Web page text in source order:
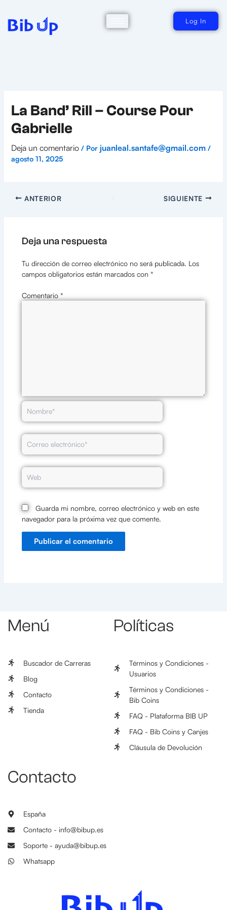
contenido
Log In
La Band’ Rill – Course Pour
Gabrielle
Deja un comentario / Por juanleal.santafe@gmail.com /
agosto 11, 2025
ANTERIOR SIGUIENTE
Deja una respuesta
Tu dirección de correo electrónico no será publicada. Los
campos obligatorios están marcados con *
Comentario *
Nombre*
Correo
electrónico*
Web
Guarda mi nombre, correo electrónico y web en este
navegador para la próxima vez que comente.
Menú
Buscador de Carreras
Blog
Contacto
Tienda
Políticas
Términos y Condiciones -
Usuarios
Términos y Condiciones -
Bib Coins
FAQ - Plataforma BIB UP
FAQ - Bib Coins y Canjes
Cláusula de Devolución
Contacto
España
Contacto - info@bibup.es
Soporte - ayuda@bibup.es
Whatsapp